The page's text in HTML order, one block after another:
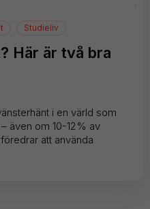
Studieliv
Här är två bra
i en värld som
även om 10-12% av
att använda